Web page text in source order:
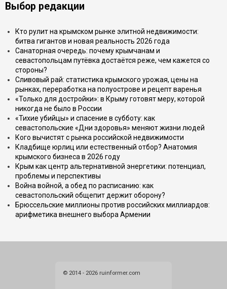
Выбор редакции
Кто рулит на крымском рынке элитной недвижимости:
битва гигантов и новая реальность 2026 года
Санаторная очередь: почему крымчанам и
севастопольцам путёвка достаётся реже, чем кажется со
стороны?
Сливовый рай: статистика крымского урожая, цены на
рынках, переработка на полуострове и рецепт варенья
«Только для достройки»: в Крыму готовят меру, которой
никогда не было в России
«Тихие убийцы» и спасение в субботу: как
севастопольские «Дни здоровья» меняют жизни людей
Кого вычистят с рынка российской недвижимости
Кладбище юрлиц или естественный отбор? Анатомия
крымского бизнеса в 2026 году
Крым как центр альтернативной энергетики: потенциал,
проблемы и перспективы
Война войной, а обед по расписанию: как
севастопольский общепит держит оборону?
Брюссельские миллионы против российских миллиардов:
арифметика внешнего выбора Армении
© 2014 - 2026 ruinformer.com